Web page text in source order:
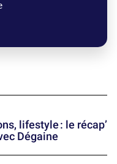
lifestyle : le récap’
Dégaine